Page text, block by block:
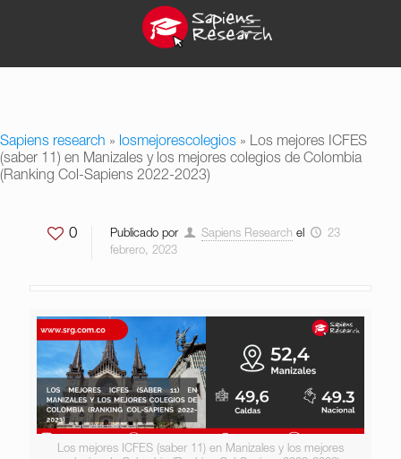
Sapiens research » losmejorescolegios » Los mejores ICFES
(saber 11) en Manizales y los mejores colegios de Colombia
(Ranking Col-Sapiens 2022-2023)
0 Publicado por Sapiens Research el
23
febrero, 2023
Los mejores ICFES (saber 11) en Manizales y los mejores